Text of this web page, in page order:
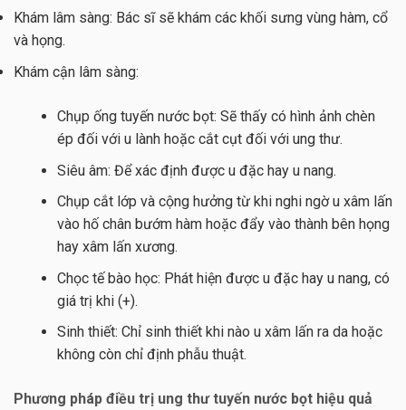
Khám lâm sàng: Bác sĩ sẽ khám các khối sưng vùng hàm, cổ
và họng.
Khám cận lâm sàng:
Chụp ống tuyến nước bọt: Sẽ thấy có hình ảnh chèn
ép đối với u lành hoặc cắt cụt đối với ung thư.
Siêu âm: Để xác định được u đặc hay u nang.
Chụp cắt lớp và cộng hưởng từ khi nghi ngờ u xâm lấn
vào hố chân bướm hàm hoặc đẩy vào thành bên họng
hay xâm lấn xương.
Chọc tế bào học: Phát hiện được u đặc hay u nang, có
giá trị khi (+).
Sinh thiết: Chỉ sinh thiết khi nào u xâm lấn ra da hoặc
không còn chỉ định phẫu thuật.
Phương pháp điều trị ung thư tuyến nước bọt hiệu quả